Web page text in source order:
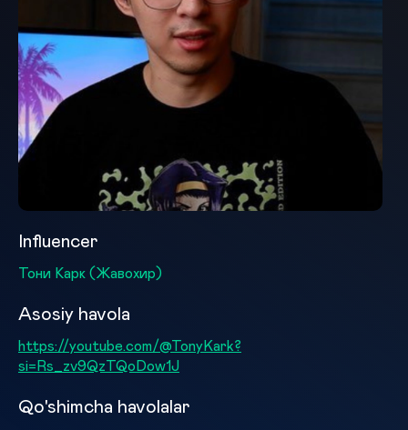
Influencer
Тони Карк (Жавохир)
Asosiy havola
https://youtube.com/@TonyKark?
si=Rs_zv9QzTQoDow1J
Qo'shimcha havolalar